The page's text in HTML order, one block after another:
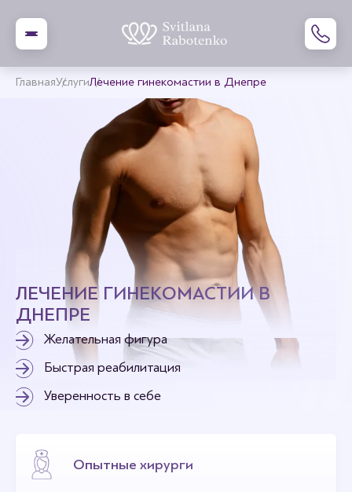
ГлавнаяУслугиЛечение гинекомастии в Днепре
ЛЕЧЕНИЕ ГИНЕКОМАСТИИ В
ДНЕПРЕ
Желательная фигура
Быстрая реабилитация
Уверенность в себе
Опытные хирурги